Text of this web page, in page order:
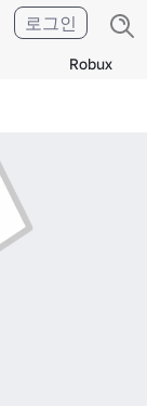
Robux
로그인